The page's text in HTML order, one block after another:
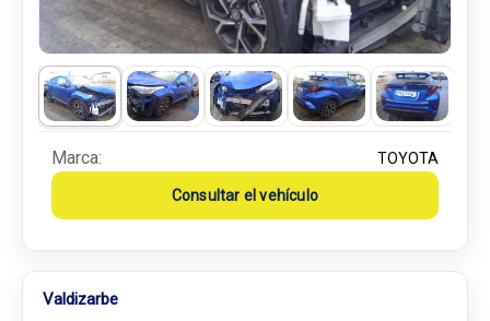
Marca: TOYOTA
Consultar el vehículo
Valdizarbe